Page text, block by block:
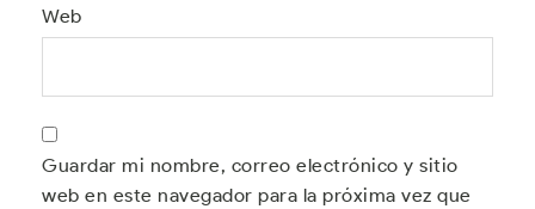
Web
Guardar mi nombre, correo electrónico y sitio
web en este navegador para la próxima vez que